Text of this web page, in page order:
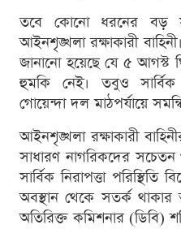
তবে কোনো ধরনের বড়
আইনশৃঙ্খলা রক্ষাকারী
জানানো হয়েছে যে ৫ আগস্ট
হুমকি নেই। তবুও সার্বিক
গোয়েন্দা দল মাঠপর্যায়ে
আইনশৃঙ্খলা রক্ষাকারী
সাধারণ নাগরিকদের সচেতন
সার্বিক নিরাপত্তা
অবস্থান থেকে সতর্ক
অতিরিক্ত কমিশনার (ডিবি)